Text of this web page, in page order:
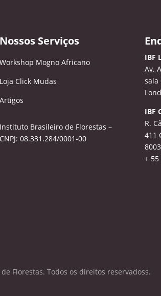
Nossos Serviços
Workshop Mogno Africano
Loja Click Mudas
Artigos
Instituto Brasileiro de Florestas –
CNPJ: 08.331.284/0001-00
IBF
Av.
sala
IBF
R.
411
+ 55
Florestas. Todos os direitos reservadoss.